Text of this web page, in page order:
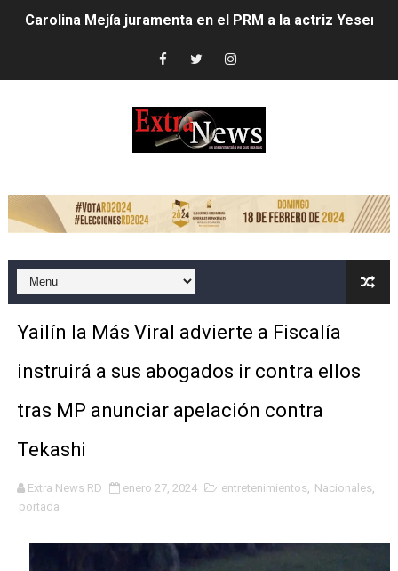
Carolina Mejía juramenta en el PRM a la actriz Yesenia
Club de Villa Francisca entrega trofeo de campeonato
Carolina Mejía dispone mayores acciones ante
LOS HEAT LATIN MUSIC AWARDS ESTÁN LISTOS PARA
EMPRESA DE COURIER ABRE PRIMER LOCKER DEL
Candidato a senador asegura impulsará grandes
Dío Astacio revela encontró deuda de 1,723 millones
Alcaldesa Carolina Mejía inicia cambios en su
Concierto de Jay Wheeler movido al 27 de julio
Ejecutivos de la fundación la Oreja Media y ministra
Carolina Mejía es investida como Académica de
Inauguran capilla católica Virgen Desatanudos en Villa
Yailín la Más Viral advierte a Fiscalía
instruirá a sus abogados ir contra ellos
tras MP anunciar apelación contra
Tekashi
Extra News RD enero 27, 2024 entretenimientos, Nacionales,
portada